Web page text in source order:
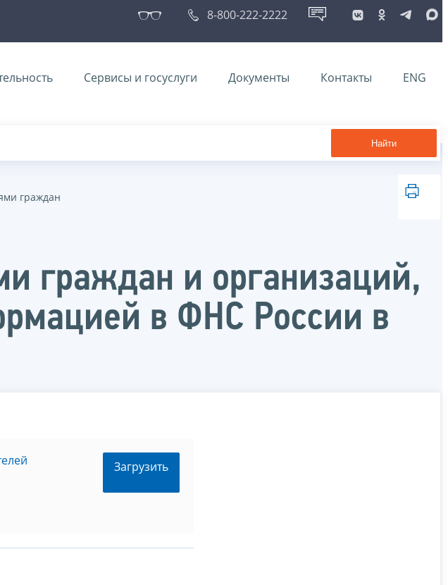
8-800-222-2222
Сервисы и госуслуги Документы Контакты ENG
Найти
граждан
граждан и организаций,
в ФНС России в
Загрузить